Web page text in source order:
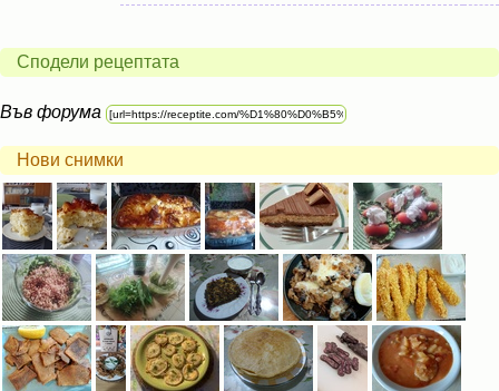
Сподели рецептата
Във форума
Нови снимки